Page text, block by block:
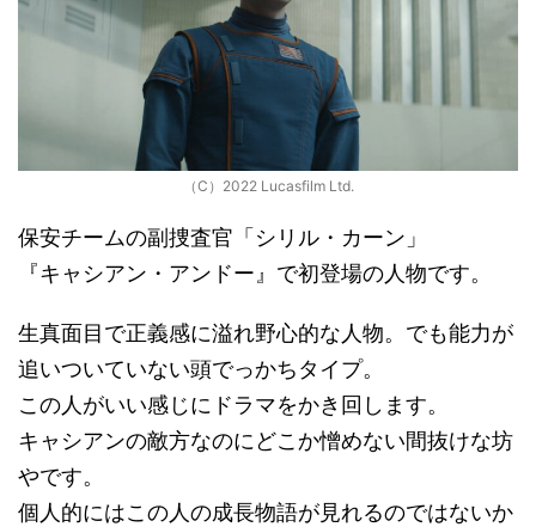
（C）2022 Lucasfilm Ltd.
保安チームの副捜査官「シリル・カーン」
『キャシアン・アンドー』で初登場の人物です。
生真面目で正義感に溢れ野心的な人物。でも能力が
追いついていない頭でっかちタイプ。
この人がいい感じにドラマをかき回します。
キャシアンの敵方なのにどこか憎めない間抜けな坊
やです。
個人的にはこの人の成長物語が見れるのではないか